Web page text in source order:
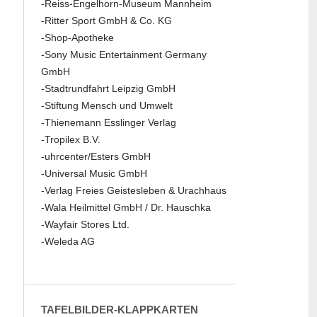
-Reiss-Engelhorn-Museum Mannheim
-Ritter Sport GmbH & Co. KG
-Shop-Apotheke
-Sony Music Entertainment Germany
GmbH
-Stadtrundfahrt Leipzig GmbH
-Stiftung Mensch und Umwelt
-Thienemann Esslinger Verlag
-Tropilex B.V.
-uhrcenter/Esters GmbH
-Universal Music GmbH
-Verlag Freies Geistesleben & Urachhaus
-Wala Heilmittel GmbH / Dr. Hauschka
-Wayfair Stores Ltd.
-Weleda AG
TAFELBILDER-KLAPPKARTEN